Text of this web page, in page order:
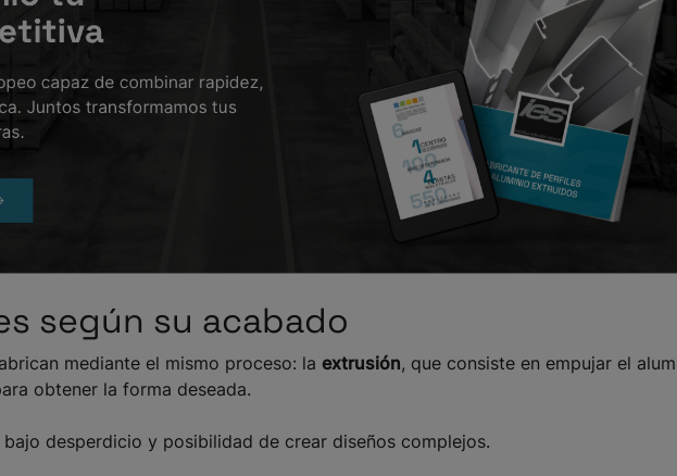
según su acabado
mediante el mismo proceso: laextrusión, que consiste en empujar el
obtener la forma deseada.
desperdicio y posibilidad de crear diseños complejos.